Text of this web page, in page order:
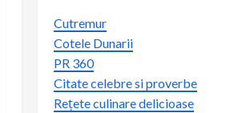
Cutremur
Cotele Dunarii
PR 360
Citate celebre si proverbe
Rețete culinare delicioase